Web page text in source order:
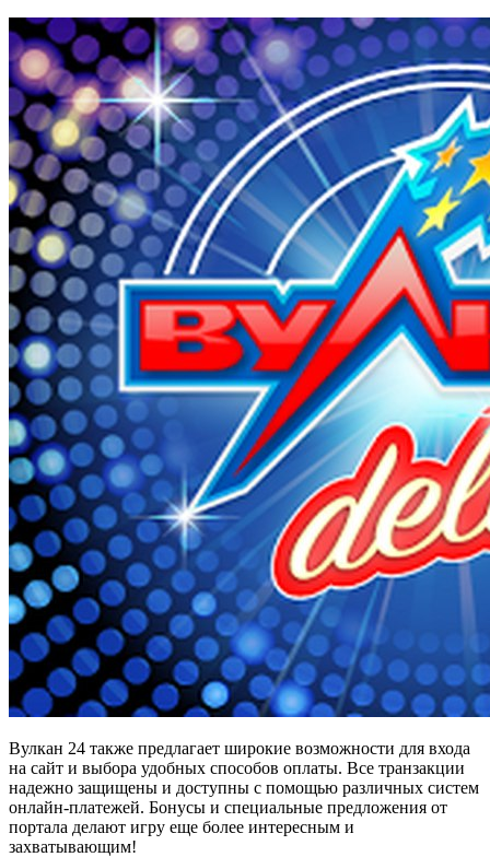
Вулкан 24 также предлагает широкие возможности для входа
на сайт и выбора удобных способов оплаты. Все транзакции
надежно защищены и доступны с помощью различных систем
онлайн-платежей. Бонусы и специальные предложения от
портала делают игру еще более интересным и
захватывающим!